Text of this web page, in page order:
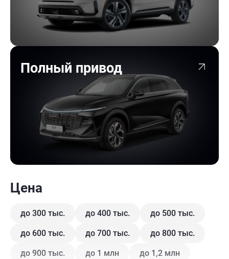
Полный привод
Цена
до 300 тыс. до 400 тыс. до 500 тыс.
до 600 тыс. до 700 тыс. до 800 тыс.
до 900 тыс. до 1 млн до 1,2 млн